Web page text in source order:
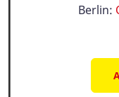
Berlin: